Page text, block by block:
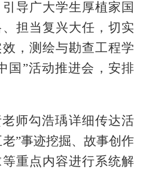
导广大学生厚植家国
担当复兴大任，切实
，测绘与勘查工程学
国”活动推进会，安排
师勾浩瑀详细传达活
老”事迹挖掘、故事创作
重点内容进行系统解